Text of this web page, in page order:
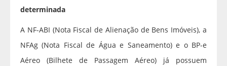
determinada
A NF-ABI (Nota Fiscal de Alienação de Bens Imóveis), a
NFAg (Nota Fiscal de Água e Saneamento) e o BP-e
Aéreo (Bilhete de Passagem Aéreo) já possuem